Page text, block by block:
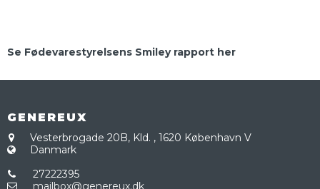
Se Fødevarestyrelsens Smiley rapport her
GENEREUX
Vesterbrogade 20B, Kld. , 1620 København V
Danmark
27222395
mailbox@genereux.dk